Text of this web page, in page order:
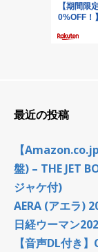
最近の投稿
【
盤) – THE JET
ジャケ付)
AERA (アエラ)
日経ウーマン
【音声DL付き